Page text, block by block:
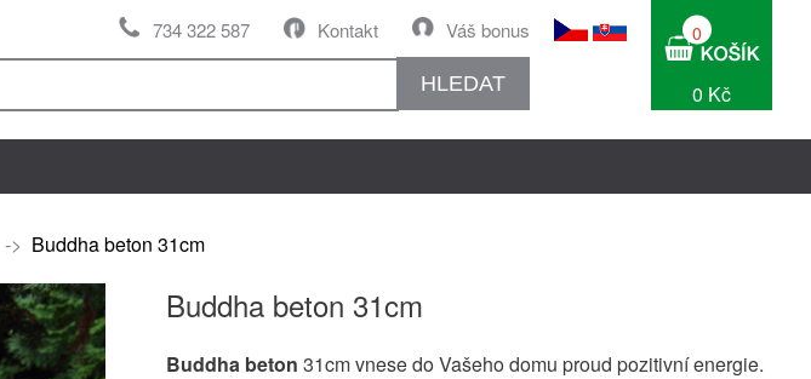
Váš bonus
Kontakt
734 322 587
HLEDAT
0
0 Kč
-> Buddha beton 31cm
Buddha beton 31cm
Buddha beton 31cm vnese do Vašeho domu proud pozitivní energie.